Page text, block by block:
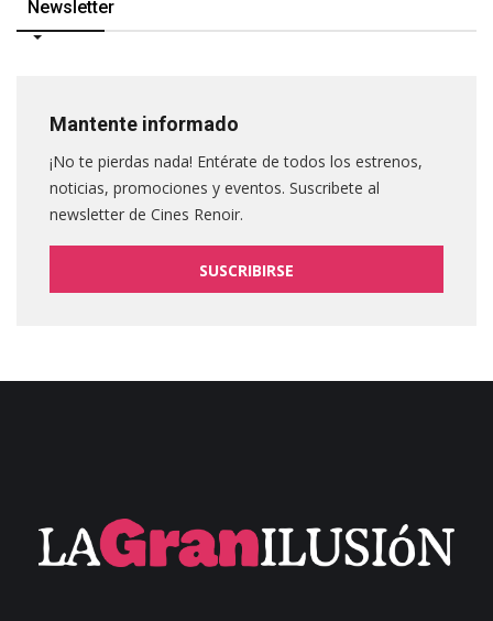
Newsletter
Mantente informado
¡No te pierdas nada! Entérate de todos los estrenos,
noticias, promociones y eventos. Suscribete al
newsletter de Cines Renoir.
SUSCRIBIRSE